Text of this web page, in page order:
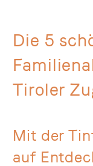
Die 5
Tiroler
Mit der
auf